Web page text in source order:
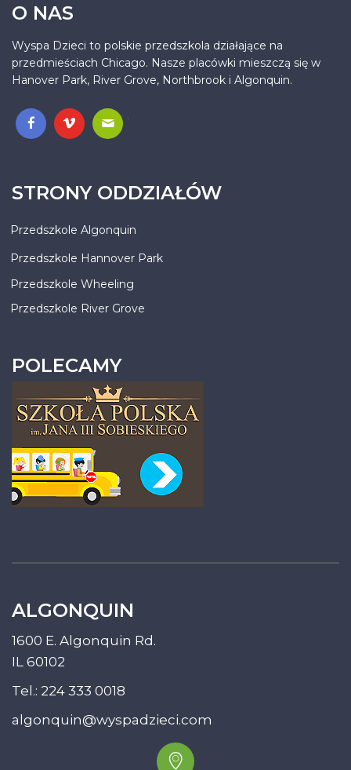
O NAS
Wyspa Dzieci to polskie przedszkola działające na
przedmieściach Chicago. Nasze placówki mieszczą się w
Hanover Park, River Grove, Northbrook i Algonquin.
.
STRONY ODDZIAŁÓW
Przedszkole Algonquin
Przedszkole Hannover Park
Przedszkole Wheeling
Przedszkole River Grove
POLECAMY
ALGONQUIN
1600 E. Algonquin Rd.
IL 60102
Tel.: 224 333 0018
algonquin@wyspadzieci.com